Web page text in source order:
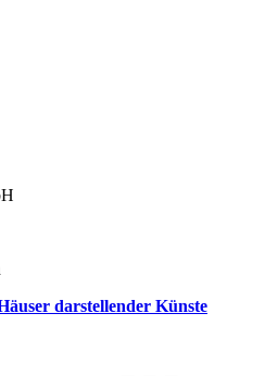
darstellender Künste